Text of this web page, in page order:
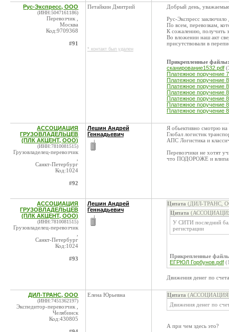
Рус-Экспресс, ООО
(ИНН:5047161186)
Перевозчик ,
Москва
Код:9709368
#91
Петайкин Дмитрий
* контакт был удален
Добрый день, уважаемые
Рус-Экспресс
По всем, перевозкам,
К сожалению, получить
Во вложении наш акт
присутствовали в
Прикрепленные файлы:
сканирование1532.pdf
Платежное поручение
Платежное поручение
Платежное поручение
Платежное поручение
Платежное поручение
Платежное поручение
Платежное поручение
АССОЦИАЦИЯ
ГРУЗОВЛАДЕЛЬЦЕВ
(ПЛК АКЦЕНТ, ООО)
(ИНН:7810081515)
Грузовладелец-перевозчик
Санкт-Петербург
Код:1024
#92
Лешин Андрей
Геннадьевич
Я обьективно смотрю
Глобал логистик
АПС Логистика и
Перевозчики не хотят
что ПОДОРОЖЕ и
АССОЦИАЦИЯ
ГРУЗОВЛАДЕЛЬЦЕВ
(ПЛК АКЦЕНТ, ООО)
(ИНН:7810081515)
Грузовладелец-перевозчик
Санкт-Петербург
Код:1024
#93
Лешин Андрей
Геннадьевич
Цитата (ДИЛ-ТРАНС,
Цитата (АССОЦИАЦИЯ
У СИТИ последний
регистрации
Прикрепленные
ЕГРЮЛ Горбунов.pdf
Движения денег по
ДИЛ-ТРАНС, ООО
(ИНН:7451362197)
Экспедитор-перевозчик ,
Челябинск
Код:430805
Елена Юрьевна Цитата (АССОЦИАЦИЯ
Движения денег по
А при чем здесь это?